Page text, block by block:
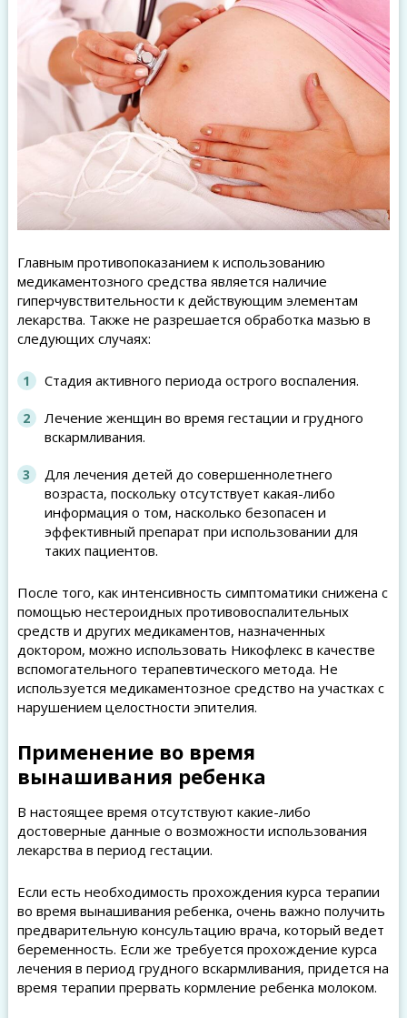
Главным противопоказанием к использованию
медикаментозного средства является наличие
гиперчувствительности к действующим элементам
лекарства. Также не разрешается обработка мазью в
следующих случаях:
Стадия активного периода острого воспаления.
Лечение женщин во время гестации и грудного
вскармливания.
Для лечения детей до совершеннолетнего
возраста, поскольку отсутствует какая-либо
информация о том, насколько безопасен и
эффективный препарат при использовании для
таких пациентов.
После того, как интенсивность симптоматики снижена с
помощью нестероидных противовоспалительных
средств и других медикаментов, назначенных
доктором, можно использовать Никофлекс в качестве
вспомогательного терапевтического метода. Не
используется медикаментозное средство на участках с
нарушением целостности эпителия.
Применение во время
вынашивания ребенка
В настоящее время отсутствуют какие-либо
достоверные данные о возможности использования
лекарства в период гестации.
Если есть необходимость прохождения курса терапии
во время вынашивания ребенка, очень важно получить
предварительную консультацию врача, который ведет
беременность. Если же требуется прохождение курса
лечения в период грудного вскармливания, придется на
время терапии прервать кормление ребенка молоком.